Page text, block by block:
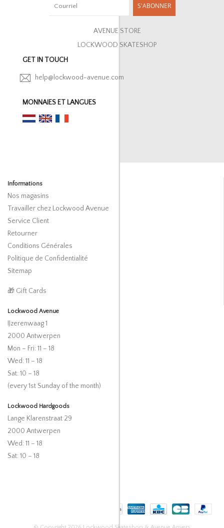
S'ABONNER
AVENUE STORE
LOCKWOOD SKATESHOP
GET IN TOUCH
help@lockwood-avenue.com
MONNAIES ET LANGUES
Informations
Nos magasins
Travailler chez Lockwood Avenue
Service Client
Retourner
Conditions Générales
Politique de Confidentialité
Sitemap
🎁 Gift Cards
Lockwood Avenue
IJzerenwaag 1
2000 Antwerpen
Mon – Fri: 11 – 18
Wed: 11 – 18
Sat: 10 – 18
(every 1st Sunday of the month)
Lockwood Hardgoods
Lange Klarenstraat 29
2000 Antwerpen
Wed: 11 – 18
Sat: 10 – 18